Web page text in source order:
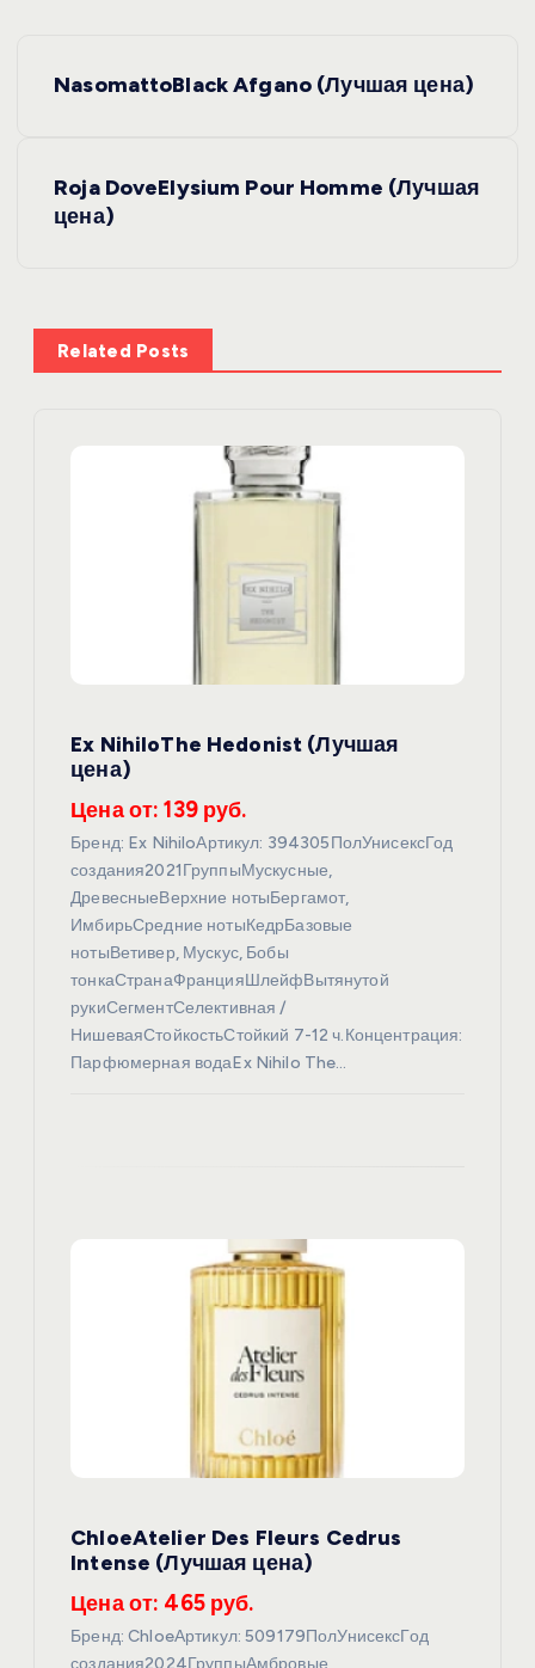
NasomattoBlack Afgano (Лучшая цена)
Roja DoveElysium Pour Homme (Лучшая
цена)
Related Posts
Ex NihiloThe Hedonist (Лучшая
цена)
Цена от: 139 руб.
Бренд: Ex NihiloАртикул: 394305ПолУнисексГод
создания2021ГруппыМускусные,
ДревесныеВерхние нотыБергамот,
ИмбирьСредние нотыКедрБазовые
нотыВетивер, Мускус, Бобы
тонкаСтранаФранцияШлейфВытянутой
рукиСегментСелективная /
НишеваяСтойкостьСтойкий 7-12 ч.Концентрация:
Парфюмерная водаEx Nihilo The…
ChloeAtelier Des Fleurs Cedrus
Intense (Лучшая цена)
Цена от: 465 руб.
Бренд: ChloeАртикул: 509179ПолУнисексГод